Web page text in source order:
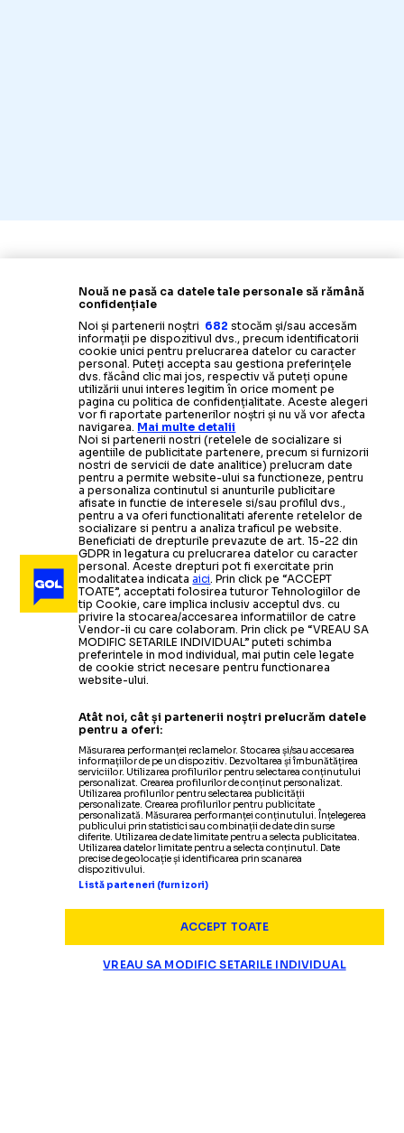
Nouă ne pasă ca datele tale personale să rămână
confidențiale
Noi și partenerii noștri 682 stocăm și/sau accesăm
informații pe dispozitivul dvs., precum identificatorii
cookie unici pentru prelucrarea datelor cu caracter
personal. Puteți accepta sau gestiona preferințele
dvs. făcând clic mai jos, respectiv vă puteți opune
utilizării unui interes legitim în orice moment pe
pagina cu politica de confidențialitate. Aceste alegeri
vor fi raportate partenerilor noștri și nu vă vor afecta
navigarea. Mai multe detalii
Noi si partenerii nostri (retelele de socializare si
agentiile de publicitate partenere, precum si furnizorii
nostri de servicii de date analitice) prelucram date
pentru a permite website-ului sa functioneze, pentru
a personaliza continutul si anunturile publicitare
afisate in functie de interesele si/sau profilul dvs.,
pentru a va oferi functionalitati aferente retelelor de
socializare si pentru a analiza traficul pe website.
Beneficiati de drepturile prevazute de art. 15-22 din
GDPR in legatura cu prelucrarea datelor cu caracter
personal. Aceste drepturi pot fi exercitate prin
modalitatea indicataaici. Prin click pe “ACCEPT
TOATE”, acceptati folosirea tuturor Tehnologiilor de
tip Cookie, care implica inclusiv acceptul dvs. cu
privire la stocarea/accesarea informatiilor de catre
Vendor-ii cu care colaboram. Prin click pe “VREAU SA
MODIFIC SETARILE INDIVIDUAL” puteti schimba
preferintele in mod individual, mai putin cele legate
de cookie strict necesare pentru functionarea
website-ului.
Atât noi, cât și partenerii noștri prelucrăm datele
pentru a oferi:
Măsurarea performanței reclamelor. Stocarea și/sau accesarea
informațiilor de pe un dispozitiv. Dezvoltarea și îmbunătățirea
serviciilor. Utilizarea profilurilor pentru selectarea conținutului
personalizat. Crearea profilurilor de conținut personalizat.
Utilizarea profilurilor pentru selectarea publicității
personalizate. Crearea profilurilor pentru publicitate
personalizată. Măsurarea performanței conținutului. Înțelegerea
publicului prin statistici sau combinații de date din surse
diferite. Utilizarea de date limitate pentru a selecta publicitatea.
Utilizarea datelor limitate pentru a selecta conținutul. Date
precise de geolocație și identificarea prin scanarea
dispozitivului.
Listă parteneri (furnizori)
ACCEPT TOATE
VREAU SA MODIFIC SETARILE INDIVIDUAL